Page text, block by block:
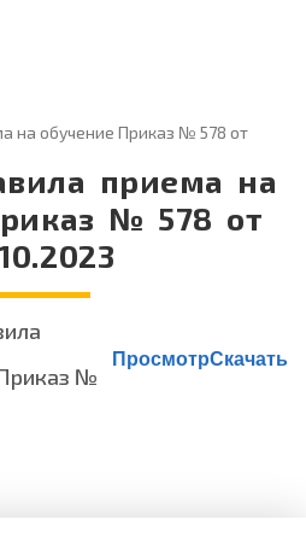
на обучение Приказ № 578 от
приема на
№ 578 от
№
ПросмотрСкачать